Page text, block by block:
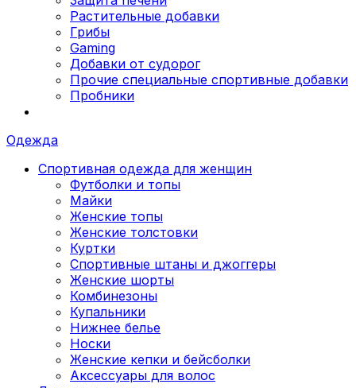
Растительные добавки
Грибы
Gaming
Добавки от судорог
Прочие специальные спортивные добавки
Пробники
Одежда
Спортивная одежда для женщин
Футболки и топы
Майки
Женские топы
Женские толстовки
Куртки
Спортивные штаны и джоггеры
Женские шорты
Комбинезоны
Купальники
Нижнее белье
Носки
Женские кепки и бейсболки
Аксессуары для волос